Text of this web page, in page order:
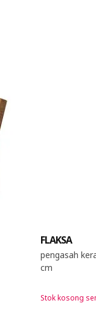
FLAKSA
pengasah
cm
Stok kosong